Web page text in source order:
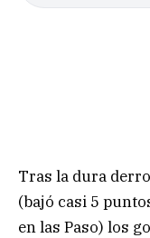
Tras la dura
(bajó casi 5
en las Paso) los